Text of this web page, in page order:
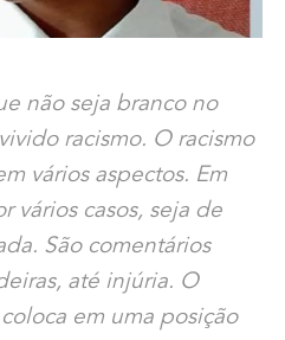
não seja branco no
racismo. O racismo
vários aspectos. Em
vários casos, seja de
São comentários
até injúria. O
em uma posição